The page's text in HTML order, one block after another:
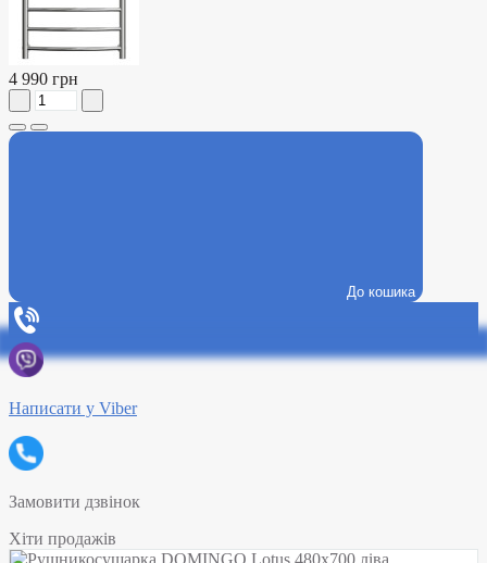
4 990 грн
До кошика
Написати у Viber
Замовити дзвінок
Хіти продажів